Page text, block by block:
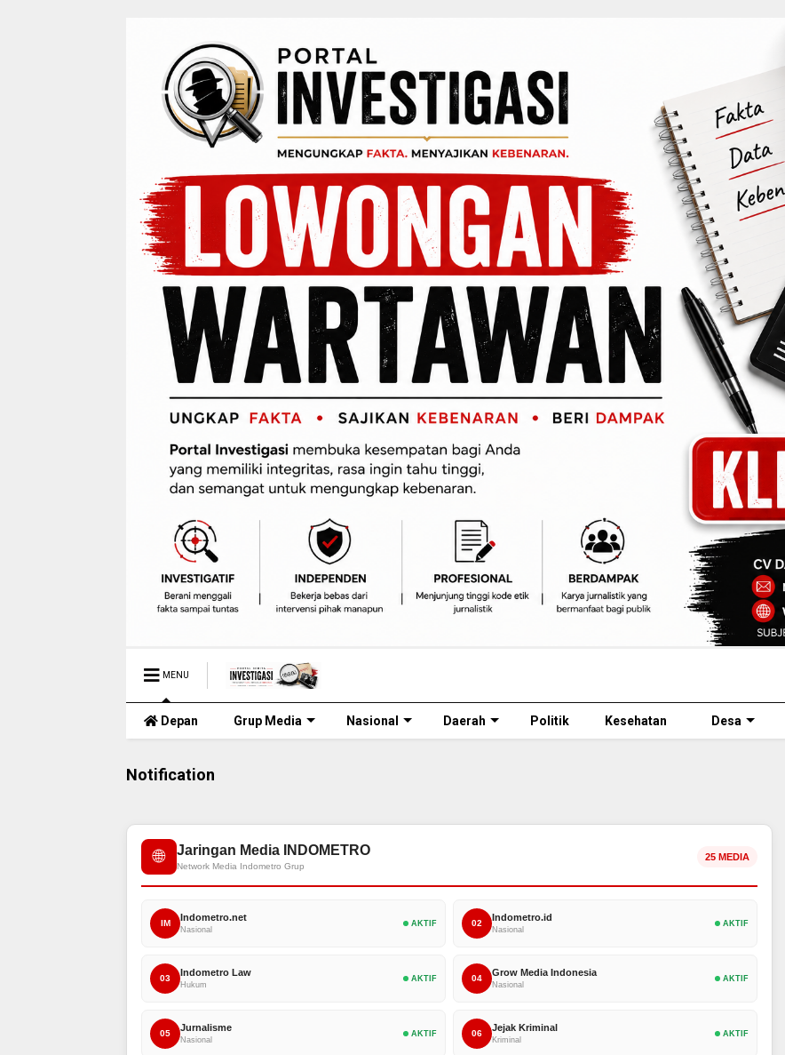
MENU
Depan Grup Media Nasional Daerah Politik Kesehatan Desa
Notification
🌐 Jaringan Media INDOMETRO
Network Media Indometro Grup
25 MEDIA
IM
Indometro.net
Nasional
AKTIF 02
Indometro.id
Nasional
AKTIF
03
Indometro Law
Hukum
AKTIF 04
Grow Media Indonesia
Nasional
AKTIF
05
Jurnalisme
Nasional
AKTIF 06
Jejak Kriminal
Kriminal
AKTIF